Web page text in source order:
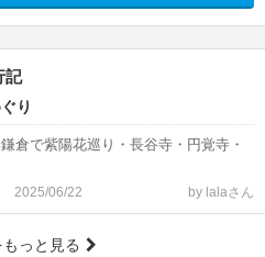
記
り
倉で紫陽花巡り・長谷寺・円覚寺・
2025/06/22 by lalaさん
っと見る